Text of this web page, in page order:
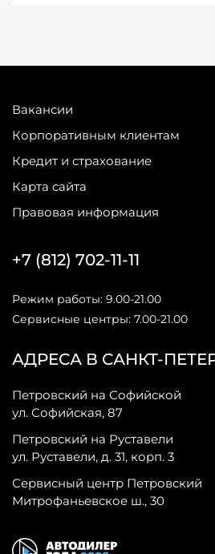
Вакансии
Корпоративным клиентам
Кредит и страхование
Карта сайта
Правовая информация
АДРЕСА В САНКТ-
Петровский на Софийской
ул. Софийская, 87
Петровский на Руставели
ул. Руставели, д. 31, корп. 3
Сервисный центр Петровский
Митрофаньевское ш., 30
+7 (812) 702-11-11
Режим работы: 9.00-21.00
Сервисные центры: 7.00-21.00